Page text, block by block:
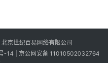
京世纪百易网络有限公司
-14
京公网安备 11010502032764